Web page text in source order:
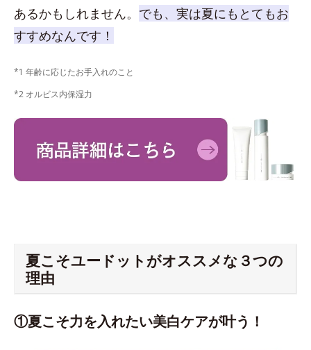
あるかもしれません。 でも、実は夏にもとてもお
すすめなんです！
*1 年齢に応じたお手入れのこと
*2 オルビス内保湿力
夏こそユードットがオススメな３つの
理由
①夏こそ力を入れたい美白ケアが叶う！